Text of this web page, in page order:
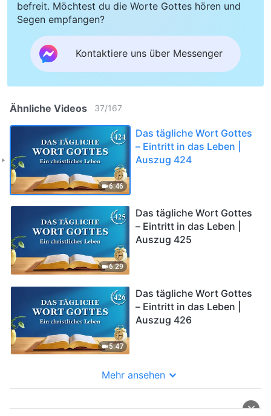
befreit. Möchtest du die Worte Gottes hören und
Segen empfangen?
Kontaktiere uns über Messenger
Ähnliche Videos 37/167
6:46
Das tägliche Wort Gottes
– Eintritt in das Leben |
Auszug 424
6:29
Das tägliche Wort Gottes
– Eintritt in das Leben |
Auszug 425
5:47
Das tägliche Wort Gottes
– Eintritt in das Leben |
Auszug 426
Mehr ansehen